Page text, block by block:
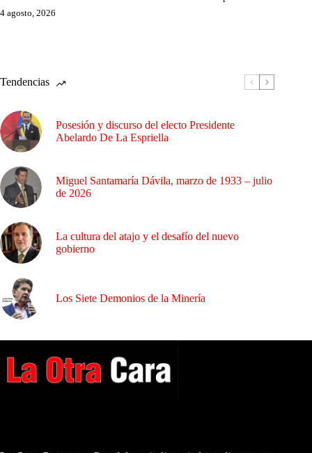
4 agosto, 2026
Tendencias
Posesión y discurso del electo Presidente
Abelardo De La Espriella
Miguel Santamaría Dávila, marzo de 1933 – julio
de 2026
La cultura del atajo y el desafío del nuevo
gobierno
Los Siete Demonios de la Minería